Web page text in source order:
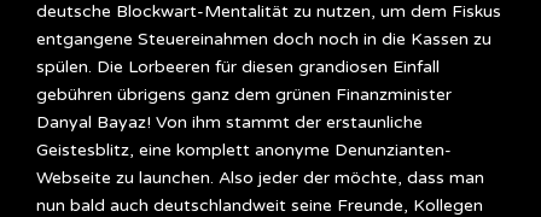
deutsche Blockwart-Mentalität zu nutzen, um dem Fiskus
entgangene Steuereinahmen doch noch in die Kassen zu
spülen. Die Lorbeeren für diesen grandiosen Einfall
gebühren übrigens ganz dem grünen Finanzminister
Danyal Bayaz! Von ihm stammt der erstaunliche
Geistesblitz, eine komplett anonyme Denunzianten-
Webseite zu launchen. Also jeder der möchte, dass man
nun bald auch deutschlandweit seine Freunde, Kollegen